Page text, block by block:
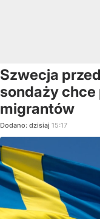
Szwecja
sondaży
migrantów
Dodano: dzisiaj 15:17